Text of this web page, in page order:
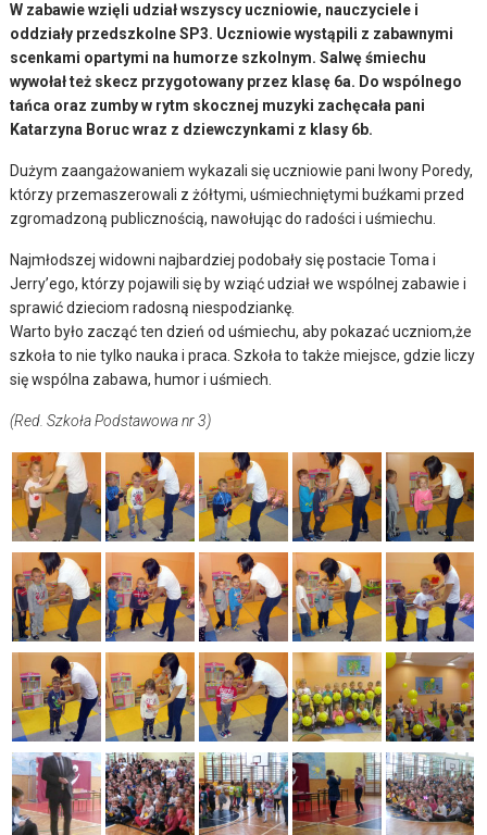
W zabawie wzięli udział wszyscy uczniowie, nauczyciele i
oddziały przedszkolne SP3. Uczniowie wystąpili z zabawnymi
scenkami opartymi na humorze szkolnym. Salwę śmiechu
wywołał też skecz przygotowany przez klasę 6a. Do wspólnego
tańca oraz zumby w rytm skocznej muzyki zachęcała pani
Katarzyna Boruc wraz z dziewczynkami z klasy 6b.
Dużym zaangażowaniem wykazali się uczniowie pani Iwony Poredy,
którzy przemaszerowali z żółtymi, uśmiechniętymi buźkami przed
zgromadzoną publicznością, nawołując do radości i uśmiechu.
Najmłodszej widowni najbardziej podobały się postacie Toma i
Jerry’ego, którzy pojawili się by wziąć udział we wspólnej zabawie i
sprawić dzieciom radosną niespodziankę.
Warto było zacząć ten dzień od uśmiechu, aby pokazać uczniom,że
szkoła to nie tylko nauka i praca. Szkoła to także miejsce, gdzie liczy
się wspólna zabawa, humor i uśmiech.
(Red. Szkoła Podstawowa nr 3)